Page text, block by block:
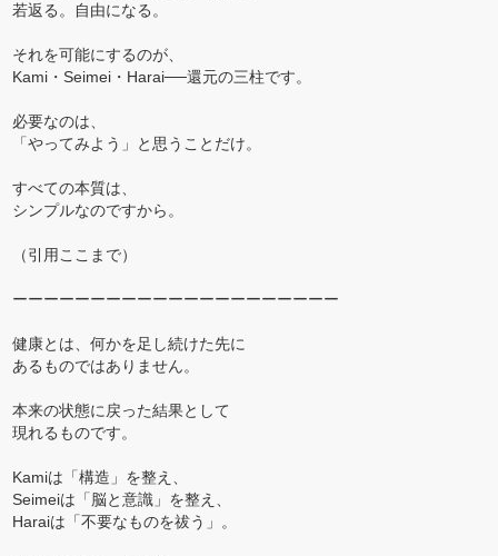
若返る。自由になる。
それを可能にするのが、
Kami・Seimei・Harai──還元の三柱です。
必要なのは、
「やってみよう」と思うことだけ。
すべての本質は、
シンプルなのですから。
（引用ここまで）
ーーーーーーーーーーーーーーーーーーーーー
健康とは、何かを足し続けた先に
あるものではありません。
本来の状態に戻った結果として
現れるものです。
Kamiは「構造」を整え、
Seimeiは「脳と意識」を整え、
Haraiは「不要なものを祓う」。